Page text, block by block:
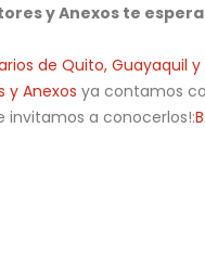
y Anexos te
de Quito, Guayaquil
y Anexos ya contamos
invitamos a conocerlos!: